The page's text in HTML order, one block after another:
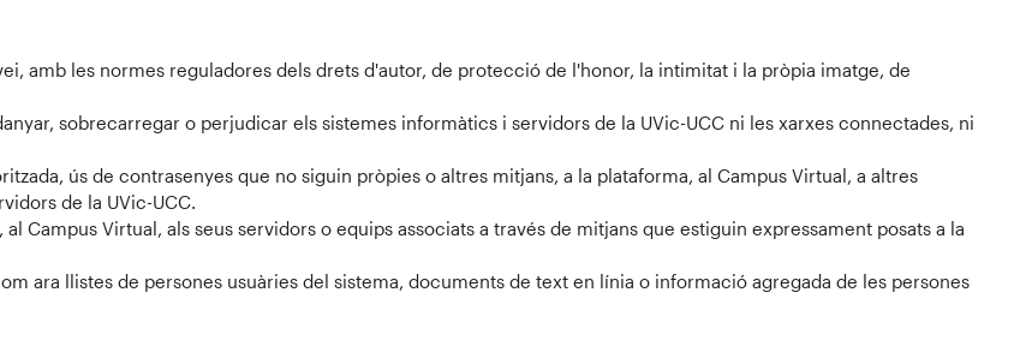
amb les normes reguladores dels drets d'autor, de protecció de l'honor, la intimitat i la pròpia imatge, de
sobrecarregar o perjudicar els sistemes informàtics i servidors de la UVic-UCC ni les xarxes connectades, ni
ús de contrasenyes que no siguin pròpies o altres mitjans, a la plataforma, al Campus Virtual, a altres
de la UVic-UCC.
Campus Virtual, als seus servidors o equips associats a través de mitjans que estiguin expressament posats a la
ara llistes de persones usuàries del sistema, documents de text en línia o informació agregada de les persones